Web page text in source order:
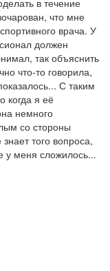
что мне
врача. У
должен
так объяснить
что-то говорила,
С таким
когда я её
немного
со стороны
того вопроса,
у меня сложилось...